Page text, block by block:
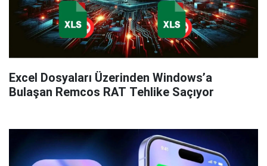
Excel Dosyaları Üzerinden Windows’a
Bulaşan Remcos RAT Tehlike Saçıyor